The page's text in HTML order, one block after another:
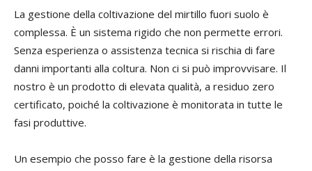
La gestione della coltivazione del mirtillo fuori suolo è
complessa. È un sistema rigido che non permette errori.
Senza esperienza o assistenza tecnica si rischia di fare
danni importanti alla coltura. Non ci si può improvvisare. Il
nostro è un prodotto di elevata qualità, a residuo zero
certificato, poiché la coltivazione è monitorata in tutte le
fasi produttive.
Un esempio che posso fare è la gestione della risorsa